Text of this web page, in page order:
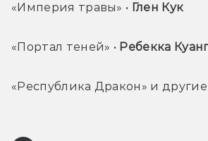
«Империя травы» • Глен Кук
«Портал теней» • Ребекка
«Республика Дракон» и